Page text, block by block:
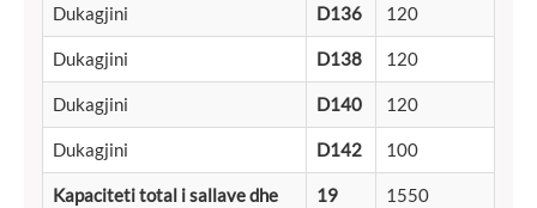
Dukagjini D136 120
Dukagjini D138 120
Dukagjini D140 120
Dukagjini D142 100
Kapaciteti total i sallave dhe
19
1550